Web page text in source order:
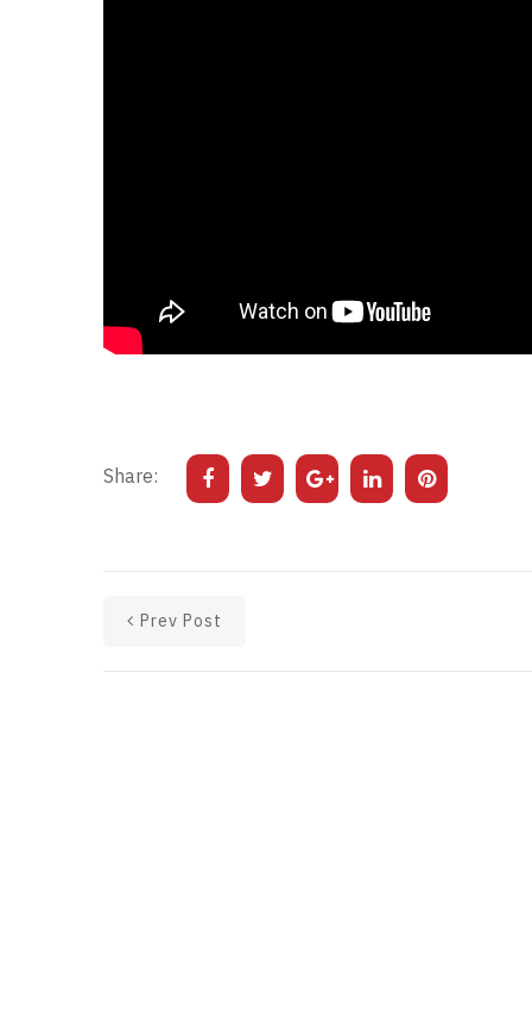
Share:
Prev Post